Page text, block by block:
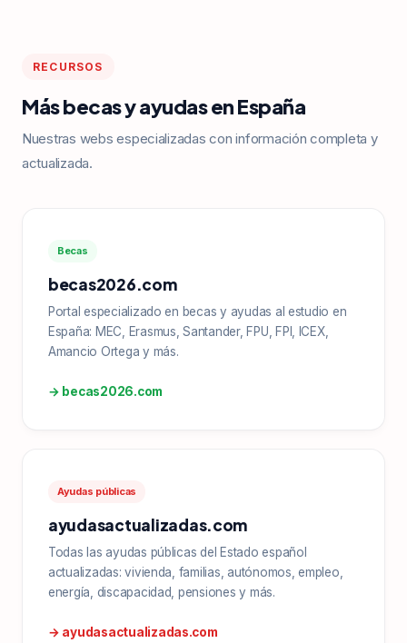
RECURSOS
Más becas y ayudas en España
Nuestras webs especializadas con información completa y
actualizada.
Becas
becas2026.com
Portal especializado en becas y ayudas al estudio en
España: MEC, Erasmus, Santander, FPU, FPI, ICEX,
Amancio Ortega y más.
→ becas2026.com
Ayudas públicas
ayudasactualizadas.com
Todas las ayudas públicas del Estado español
actualizadas: vivienda, familias, autónomos, empleo,
energía, discapacidad, pensiones y más.
→ ayudasactualizadas.com